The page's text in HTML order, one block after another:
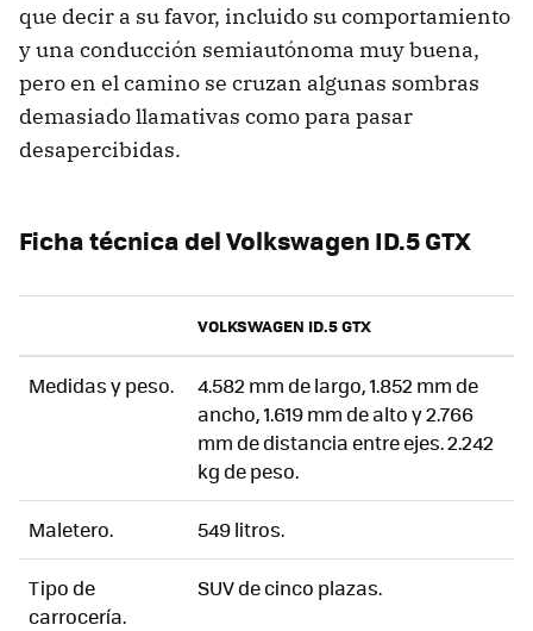
que decir a su favor, incluido su comportamiento
y una conducción semiautónoma muy buena,
pero en el camino se cruzan algunas sombras
demasiado llamativas como para pasar
desapercibidas.
Ficha técnica del Volkswagen ID.5 GTX
VOLKSWAGEN ID.5 GTX
Medidas y peso.
4.582 mm de largo, 1.852 mm de
ancho, 1.619 mm de alto y 2.766
mm de distancia entre ejes. 2.242
kg de peso.
Maletero. 549 litros.
Tipo de
carrocería.
SUV de cinco plazas.